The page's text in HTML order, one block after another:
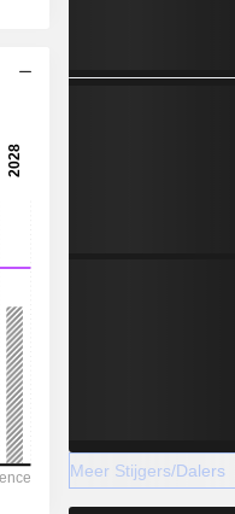
Meer Stijgers/Dalers